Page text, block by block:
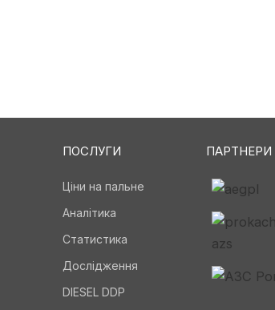
ПОСЛУГИ
Ціни на пальне
Аналітика
Статистика
Дослідження
DIESEL DDP
ПАРТНЕРИ